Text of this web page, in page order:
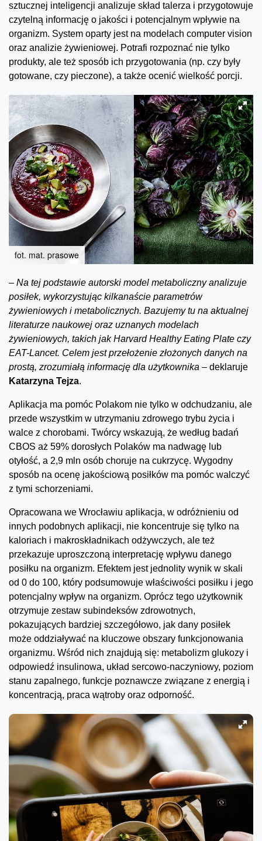
sztucznej inteligencji analizuje skład talerza i przygotowuje
czytelną informację o jakości i potencjalnym wpływie na
organizm. System oparty jest na modelach computer vision
oraz analizie żywieniowej. Potrafi rozpoznać nie tylko
produkty, ale też sposób ich przygotowania (np. czy były
gotowane, czy pieczone), a także ocenić wielkość porcji.
fot. mat. prasowe
– Na tej podstawie autorski model metaboliczny analizuje
posiłek, wykorzystując kilkanaście parametrów
żywieniowych i metabolicznych. Bazujemy tu na aktualnej
literaturze naukowej oraz uznanych modelach
żywieniowych, takich jak Harvard Healthy Eating Plate czy
EAT-Lancet. Celem jest przełożenie złożonych danych na
prostą, zrozumiałą informację dla użytkownika – deklaruje
Katarzyna Tejza.
Aplikacja ma pomóc Polakom nie tylko w odchudzaniu, ale
przede wszystkim w utrzymaniu zdrowego trybu życia i
walce z chorobami. Twórcy wskazują, że według badań
CBOS aż 59% dorosłych Polaków ma nadwagę lub
otyłość, a 2,9 mln osób choruje na cukrzycę. Wygodny
sposób na ocenę jakościową posiłków ma pomóc walczyć
z tymi schorzeniami.
Opracowana we Wrocławiu aplikacja, w odróżnieniu od
innych podobnych aplikacji, nie koncentruje się tylko na
kaloriach i makroskładnikach odżywczych, ale też
przekazuje uproszczoną interpretację wpływu danego
posiłku na organizm. Efektem jest jednolity wynik w skali
od 0 do 100, który podsumowuje właściwości posiłku i jego
potencjalny wpływ na organizm. Oprócz tego użytkownik
otrzymuje zestaw subindeksów zdrowotnych,
pokazujących bardziej szczegółowo, jak dany posiłek
może oddziaływać na kluczowe obszary funkcjonowania
organizmu. Wśród nich znajdują się: metabolizm glukozy i
odpowiedź insulinowa, układ sercowo-naczyniowy, poziom
stanu zapalnego, funkcje poznawcze związane z energią i
koncentracją, praca wątroby oraz odporność.